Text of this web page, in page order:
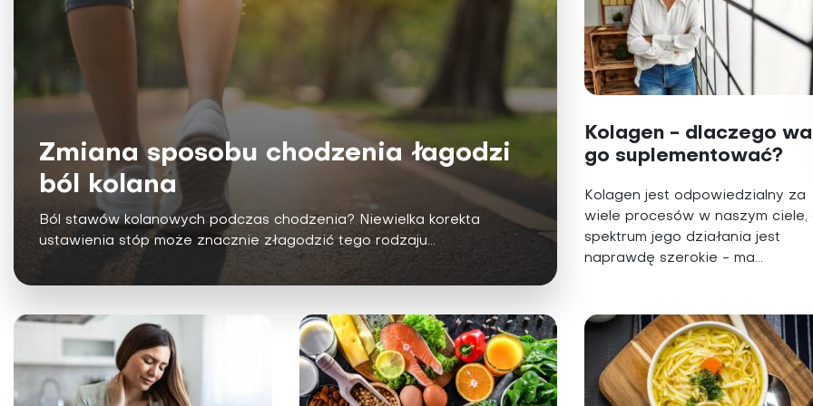
Zmiana sposobu chodzenia łagodzi
ból kolana
Ból stawów kolanowych podczas chodzenia? Niewielka korekta
ustawienia stóp może znacznie złagodzić tego rodzaju...
Kolagen - dlaczego
go suplementować?
Kolagen jest odpowiedzialny za
wiele procesów w naszym ciele,
spektrum jego działania jest
naprawdę szerokie - ma...